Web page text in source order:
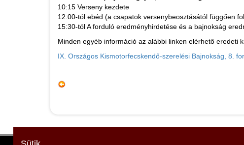
10:15 Verseny kezdete
12:00-tól ebéd (a csapatok versenybeosztásától függően
15:30-tól A forduló eredményhirdetése és a bajnokság
Minden egyéb információ az alábbi linken elérhető eredeti
IX. Országos Kismotorfecskendő-szerelési Bajnokság, 8.